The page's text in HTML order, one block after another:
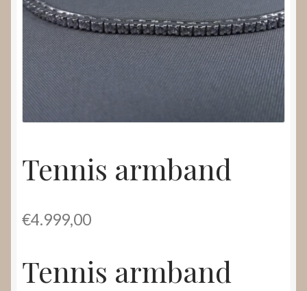
Nieuws
Video’s
Submenu
uitvouwen
Tennis armband
€4.999,00
Tennis armband